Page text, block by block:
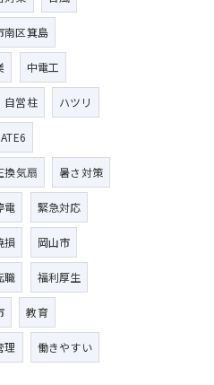
南区箕島
中電工
自営柱 ハツリ
換気扇 暑さ対策
電 緊急対応
損 岡山市
職 福利厚生
教育
理 働きやすい